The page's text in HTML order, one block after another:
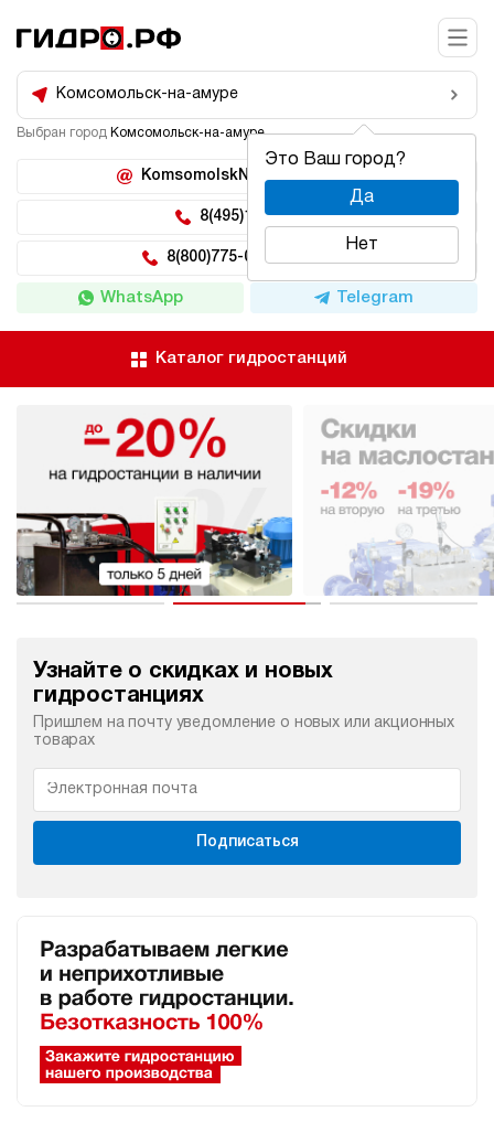
Комсомольск-на-амуре
Это Ваш город?
Да
Нет
Выбран город Комсомольск-на-амуре
KomsomolskNaAmure@hidro.ru
8(495)150-04-62
8(800)775-04-62 доб 222
WhatsApp Telegram
Каталог гидростанций
Узнайте о скидках и новых
гидростанциях
Пришлем на почту уведомление о новых или акционных
товарах
Подписаться